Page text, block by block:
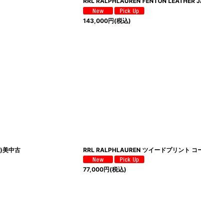
143,000円(税込)
美中古 RRL RALPHLAUREN ツイードプリント
77,000円(税込)